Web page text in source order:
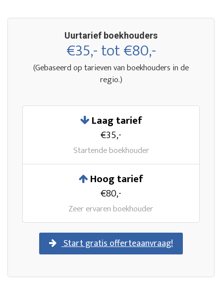
Uurtarief boekhouders
€35,- tot €80,-
(Gebaseerd op tarieven van boekhouders in de
regio.)
Laag tarief
€35,-
Startende boekhouder
Hoog tarief
€80,-
Zeer ervaren boekhouder
Start gratis offerteaanvraag!